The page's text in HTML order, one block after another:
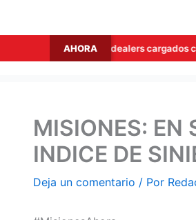
AHORA
a dos dealers cargados con droga lista
MISIONES: EN
INDICE DE
Deja un comentario / Por